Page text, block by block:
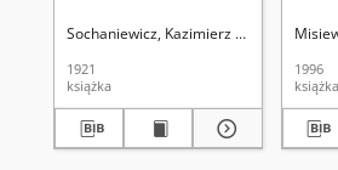
Sochaniewicz, Kazimierz (1892-1930)
1921
książka
1996
książka